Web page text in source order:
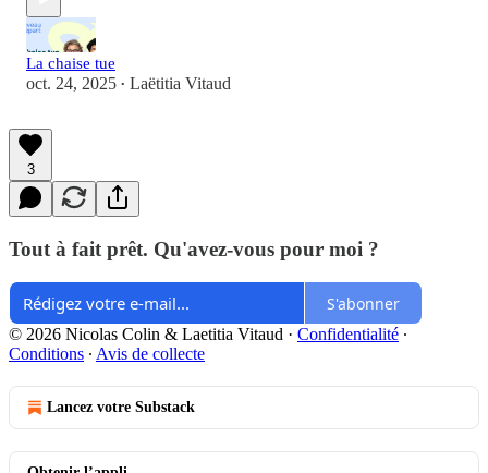
La chaise tue
oct. 24, 2025 • Laëtitia Vitaud
3
Tout à fait prêt. Qu'avez-vous pour moi ?
S'abonner
© 2026 Nicolas Colin & Laetitia Vitaud · Confidentialité ∙
Conditions ∙ Avis de collecte
Lancez votre Substack